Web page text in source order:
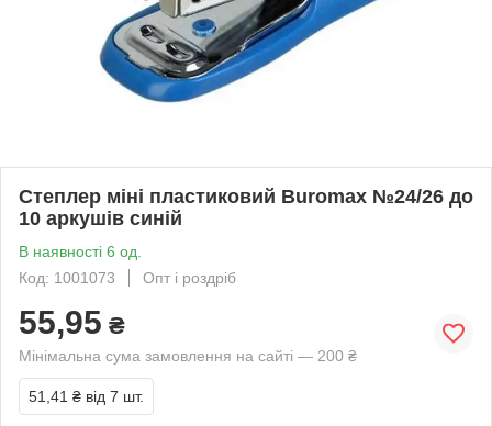
Степлер міні пластиковий Buromax №24/26 до
10 аркушів синій
В наявності 6 од.
Код: 1001073
Опт і роздріб
55,95 ₴
Мінімальна сума замовлення на сайті — 200 ₴
51,41 ₴ від 7 шт.